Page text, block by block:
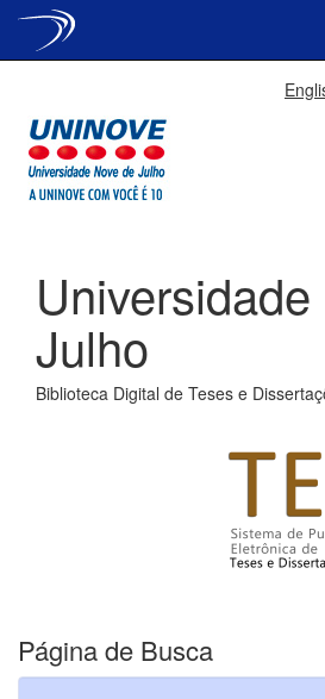
Julho
Biblioteca Digital de Teses e
Página de Busca